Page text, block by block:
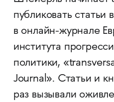
публиковать статьи
в онлайн-­журнале
института
политики,
Journal». Статьи и
раз вызывали